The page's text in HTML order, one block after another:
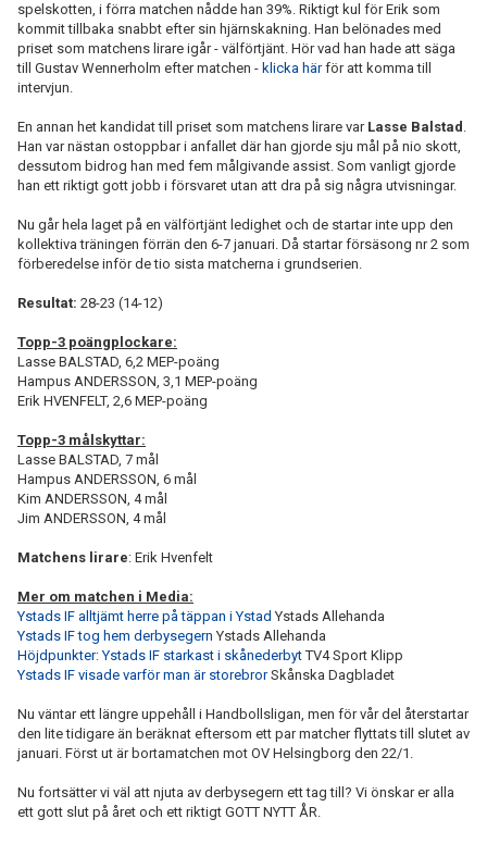
spelskotten, i förra matchen nådde han 39%. Riktigt kul för Erik som
kommit tillbaka snabbt efter sin hjärnskakning. Han belönades med
priset som matchens lirare igår - välförtjänt. Hör vad han hade att säga
till Gustav Wennerholm efter matchen - klicka härför att komma till
intervjun.
En annan het kandidat till priset som matchens lirare var Lasse Balstad .
Han var nästan ostoppbar i anfallet där han gjorde sju mål på nio skott,
dessutom bidrog han med fem målgivande assist. Som vanligt gjorde
han ett riktigt gott jobb i försvaret utan att dra på sig några utvisningar.
Nu går hela laget på en välförtjänt ledighet och de startar inte upp den
kollektiva träningen förrän den 6-7 januari. Då startar försäsong nr 2 som
förberedelse inför de tio sista matcherna i grundserien.
Resultat: 28-23 (14-12)
Topp-3 poängplockare:
Lasse BALSTAD, 6,2 MEP-poäng
Hampus ANDERSSON, 3,1 MEP-poäng
Erik HVENFELT, 2,6 MEP-poäng
Topp-3 målskyttar:
Lasse BALSTAD, 7 mål
Hampus ANDERSSON, 6 mål
Kim ANDERSSON, 4 mål
Jim ANDERSSON, 4 mål
Matchens lirare: Erik Hvenfelt
Mer om matchen i Media:
Ystads IF alltjämt herre på täppan i YstadYstads Allehanda
Ystads IF tog hem derbysegernYstads Allehanda
Höjdpunkter: Ystads IF starkast i skånederbytTV4 Sport Klipp
Ystads IF visade varför man är storebrorSkånska Dagbladet
Nu väntar ett längre uppehåll i Handbollsligan, men för vår del återstartar
den lite tidigare än beräknat eftersom ett par matcher flyttats till slutet av
januari. Först ut är bortamatchen mot OV Helsingborg den 22/1.
Nu fortsätter vi väl att njuta av derbysegern ett tag till? Vi önskar er alla
ett gott slut på året och ett riktigt GOTT NYTT ÅR.